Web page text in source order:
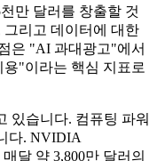
만 달러를 창출할 것
리고 데이터에 대한
은 "AI 과대광고"에서
"이라는 핵심 지표로
있습니다. 컴퓨팅 파워
다. NVIDIA
달 약 3,800만 달러의